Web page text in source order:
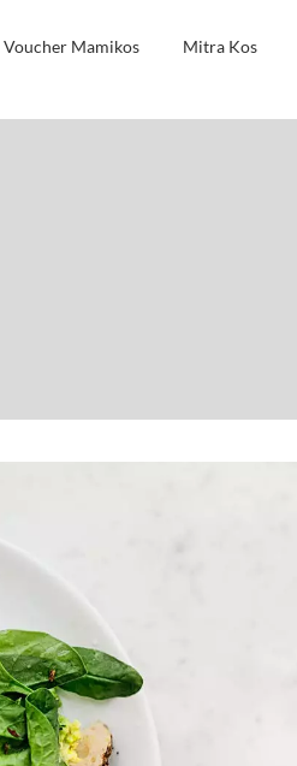
Voucher Mamikos Mitra Kos